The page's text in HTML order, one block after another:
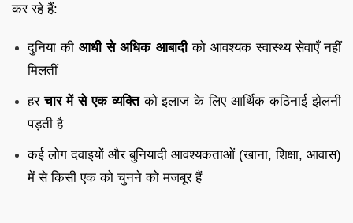
कर रहे हैं:
दुनिया कीआधी से अधिक आबादीको आवश्यक स्वास्थ्य सेवाएँ नहीं
मिलतीं
हरचार में से एक व्यक्तिको इलाज के लिए आर्थिक कठिनाई झेलनी
पड़ती है
कई लोग दवाइयों और बुनियादी आवश्यकताओं (खाना, शिक्षा, आवास)
में से किसी एक को चुनने को मजबूर हैं